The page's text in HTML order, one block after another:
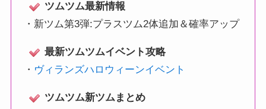
ツムツム最新情報
・ 新ツム第3弾:プラスツム2体追加＆確率アップ
最新ツムツムイベント攻略
・ ヴィランズハロウィーンイベント
ツムツム新ツムまとめ